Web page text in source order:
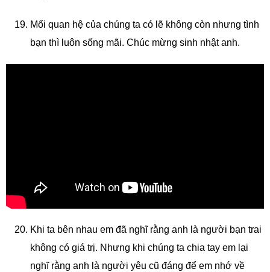
Mối quan hệ của chúng ta có lẽ không còn nhưng tình
bạn thì luôn sống mãi. Chúc mừng sinh nhật anh.
Khi ta bên nhau em đã nghĩ rằng anh là người bạn trai
không có giá trị. Nhưng khi chúng ta chia tay em lại
nghĩ rằng anh là người yêu cũ đáng để em nhớ về